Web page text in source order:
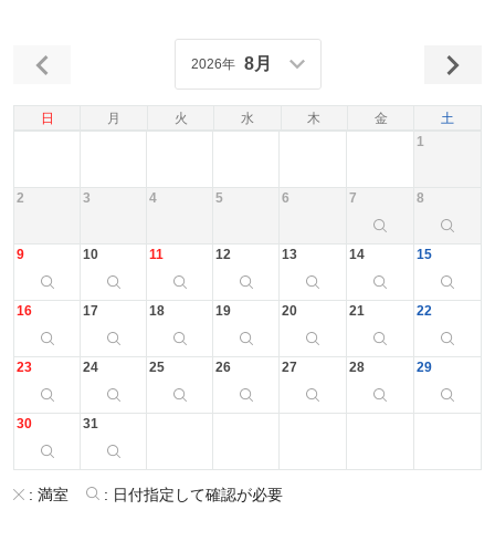
日 月 火 水 木 金 土
2026年 8月
1
2 3 4 5 6 7 8
9 10 11 12 13 14 15
16 17 18 19 20 21 22
23 24 25 26 27 28 29
30 31
: 満室 : 日付指定して確認が必要